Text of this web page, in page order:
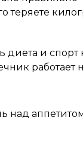
и спорт
работает
над